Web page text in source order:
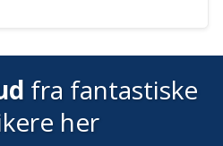
fra fantastiske
her